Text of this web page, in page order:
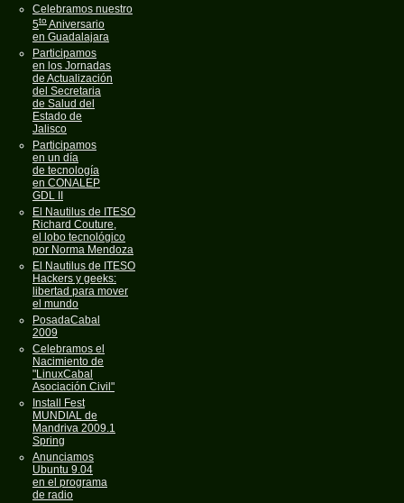
Celebramos nuestro
5toAniversario
en Guadalajara
Participamos
en los Jornadas
de Actualización
del Secretaria
de Salud del
Estado de
Jalisco
Participamos
en un día
de tecnología
en CONALEP
GDL II
El Nautilus de ITESO
Richard Couture,
el lobo tecnológico
por Norma Mendoza
El Nautilus de ITESO
Hackers y geeks:
libertad para mover
el mundo
PosadaCabal
2009
Celebramos el
Nacimiento de
"LinuxCabal
Asociación Civil"
Install Fest
MUNDIAL de
Mandriva 2009.1
Spring
Anunciamos
Ubuntu 9.04
en el programa
de radio